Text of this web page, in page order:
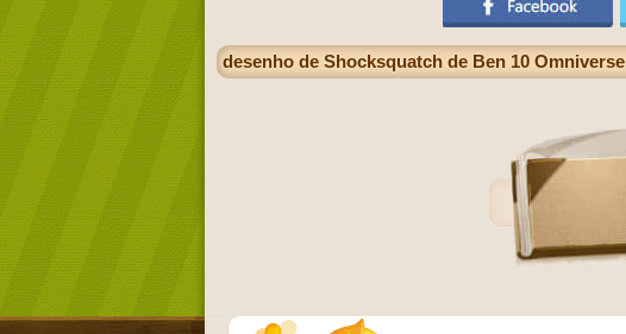
desenho de Shocksquatch de Ben 10 Omniverse